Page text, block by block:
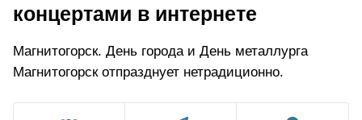
концертами в интернете
Магнитогорск. День города и День металлурга
Магнитогорск отпразднует нетрадиционно.